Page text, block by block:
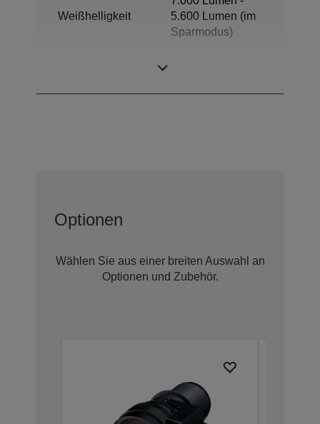
Weißhelligkeit
5.600 Lumen (im
Sparmodus)
Optionen
Wählen Sie aus einer breiten Auswahl an
Optionen und Zubehör.